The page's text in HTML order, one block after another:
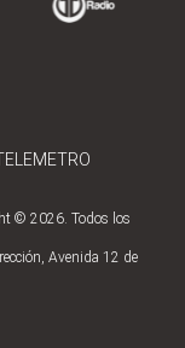
© 2026. Todos los
Avenida 12 de